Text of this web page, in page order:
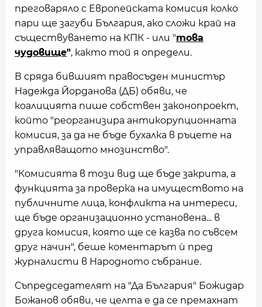
преговаряло с Европейската комисия колко
пари ще загуби България, ако сложи край на
съществуването на КПК - или "това
чудовище", както той я определи.
В сряда бившият правосъден министър
Надежда Йорданова (ДБ) обяви, че
коалицията пише собствен законопроект,
който "реорганизира антикорупционната
комисия, за да не бъде бухалка в ръцете на
управляващото мнозинство".
"Комисията в този вид ще бъде закрита, а
функцията за проверка на имуществото на
публичните лица, конфликта на интереси,
ще бъде организационно установена... в
друга комисия, която ще се казва по съвсем
друг начин", беше коментарът ѝ пред
журналисти в Народното събрание.
Съпредседателят на "Да България" Божидар
Божанов обяви, че целта е да се премахнат